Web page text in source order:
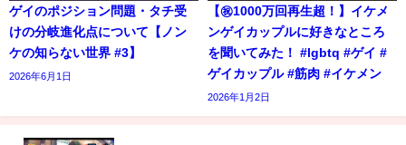
ゲイのポジション問題・タチ受
けの分岐進化点について【ノン
ケの知らない世界 #3】
2026年6月1日
【㊗️1000万回再生超！】イケメ
ンゲイカップルに好きなところ
を聞いてみた！ #lgbtq #ゲイ #
ゲイカップル #筋肉 #イケメン
2026年1月2日